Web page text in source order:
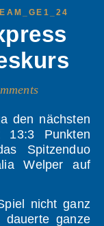
13:3 Punkten
Spitzenduo
Welper auf
nicht ganz
ganze